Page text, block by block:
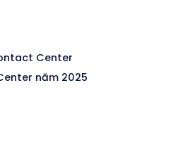
Center
năm 2025